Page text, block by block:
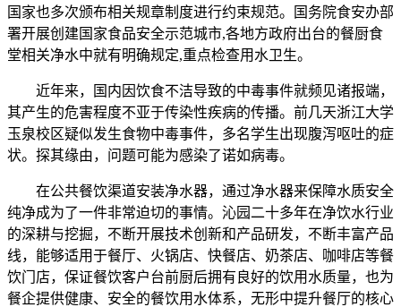
国家也多次颁布相关规章制度进行约束规范。国务院食安办部
署开展创建国家食品安全示范城市,各地方政府出台的餐厨食
堂相关净水中就有明确规定,重点检查用水卫生。
近年来，国内因饮食不洁导致的中毒事件就频见诸报端，
其产生的危害程度不亚于传染性疾病的传播。前几天浙江大学
玉泉校区疑似发生食物中毒事件，多名学生出现腹泻呕吐的症
状。探其缘由，问题可能为感染了诺如病毒。
在公共餐饮渠道安装净水器，通过净水器来保障水质安全
纯净成为了一件非常迫切的事情。沁园二十多年在净饮水行业
的深耕与挖掘，不断开展技术创新和产品研发，不断丰富产品
线，能够适用于餐厅、火锅店、快餐店、奶茶店、咖啡店等餐
饮门店，保证餐饮客户台前厨后拥有良好的饮用水质量，也为
餐企提供健康、安全的餐饮用水体系，无形中提升餐厅的核心